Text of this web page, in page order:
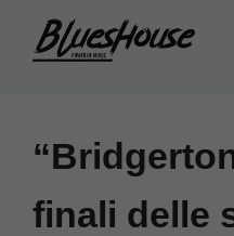
finali delle